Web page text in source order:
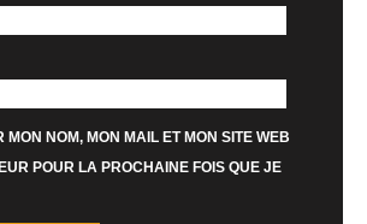
MON NOM, MON MAIL ET MON SITE WEB
POUR LA PROCHAINE FOIS QUE JE